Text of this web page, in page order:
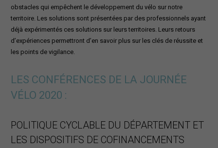
obstacles qui empêchent le développement du vélo sur notre
territoire. Les solutions sont présentées par des professionnels ayant
déjà expérimentés ces solutions sur leurs territoires. Leurs retours
d’expériences permettront d’en savoir plus sur les clés de réussite et
les points de vigilance.
LES CONFÉRENCES DE LA JOURNÉE
VÉLO 2020 :
POLITIQUE CYCLABLE DU DÉPARTEMENT ET
LES DISPOSITIFS DE COFINANCEMENTS